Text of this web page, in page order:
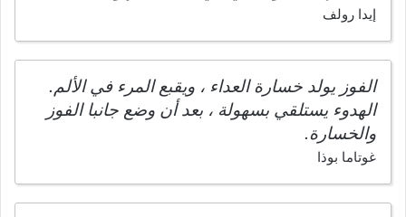
إيدا رولف
الفوز يولد خسارة العداء ، ويقبع المرء في الألم.
الهدوء يستلقي بسهولة ، بعد أن وضع جانبا الفوز
والخسارة.
غوتاما بوذا